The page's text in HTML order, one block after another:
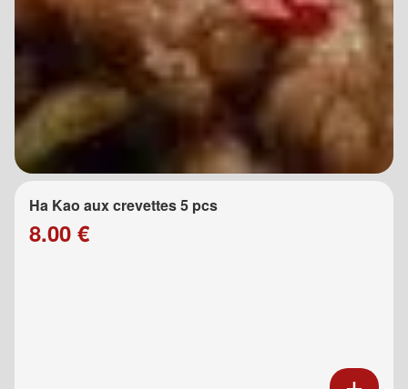
Ha Kao aux crevettes 5 pcs
8.00 €